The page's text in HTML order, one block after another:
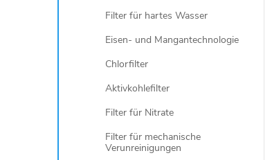
Filter für hartes Wasser
Eisen- und Mangantechnologie
Chlorfilter
Aktivkohlefilter
Filter für Nitrate
Filter für mechanische
Verunreinigungen